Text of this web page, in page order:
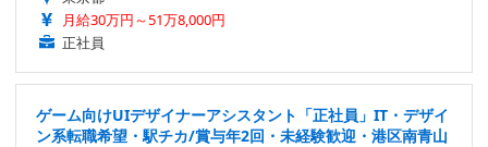
月給30万円～51万8,000円
正社員
ゲーム向けUIデザイナーアシスタント「正社員」IT・デザイ
ン系転職希望・駅チカ/賞与年2回・未経験歓迎・港区南青山